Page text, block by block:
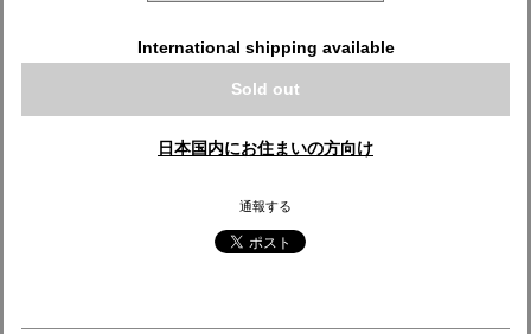
International shipping available
Sold out
日本国内にお住まいの方向け
通報する